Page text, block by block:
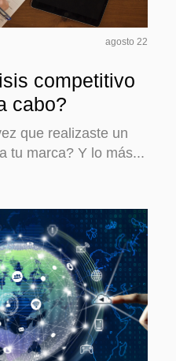
agosto 22
competitivo
cabo?
que realizaste un
tu marca? Y lo más...